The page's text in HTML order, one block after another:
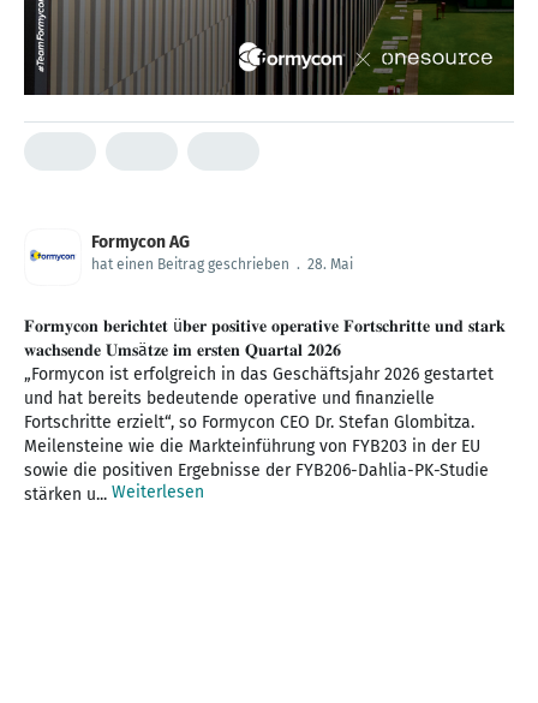
Formycon AG
hat einen Beitrag geschrieben . 28. Mai
𝐅𝐨𝐫𝐦𝐲𝐜𝐨𝐧 𝐛𝐞𝐫𝐢𝐜𝐡𝐭𝐞𝐭 ü𝐛𝐞𝐫 𝐩𝐨𝐬𝐢𝐭𝐢𝐯𝐞 𝐨𝐩𝐞𝐫𝐚𝐭𝐢𝐯𝐞 𝐅𝐨𝐫𝐭𝐬𝐜𝐡𝐫𝐢𝐭𝐭𝐞 𝐮𝐧𝐝 𝐬𝐭𝐚𝐫𝐤
𝐰𝐚𝐜𝐡𝐬𝐞𝐧𝐝𝐞 𝐔𝐦𝐬ä𝐭𝐳𝐞 𝐢𝐦 𝐞𝐫𝐬𝐭𝐞𝐧 𝐐𝐮𝐚𝐫𝐭𝐚𝐥 𝟐𝟎𝟐𝟔
„Formycon ist erfolgreich in das Geschäftsjahr 2026 gestartet
und hat bereits bedeutende operative und finanzielle
Fortschritte erzielt“, so Formycon CEO Dr. Stefan Glombitza.
Meilensteine wie die Markteinführung von FYB203 in der EU
sowie die positiven Ergebnisse der FYB206-Dahlia-PK-Studie
stärken u... Weiterlesen